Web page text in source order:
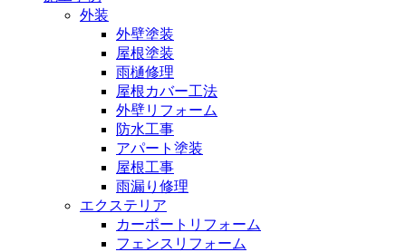
外装
外壁塗装
屋根塗装
雨樋修理
屋根カバー工法
外壁リフォーム
防水工事
アパート塗装
屋根工事
雨漏り修理
エクステリア
カーポートリフォーム
フェンスリフォーム